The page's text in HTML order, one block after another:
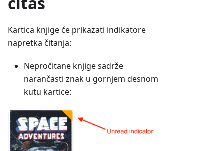
Kartica knjige će prikazati indikatore
napretka čitanja:
Nepročitane knjige sadrže
narančasti znak u gornjem desnom
kutu kartice: